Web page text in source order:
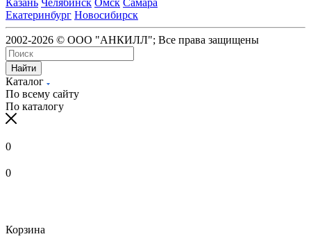
Екатеринбург Новосибирск
2002-2026 © ООО "АНКИЛЛ"; Все права защищены
Найти
Каталог
По всему сайту
По каталогу
0
0
Корзина